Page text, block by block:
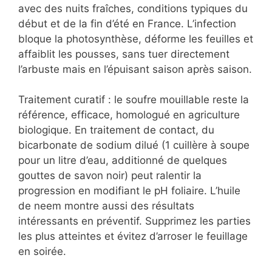
avec des nuits fraîches, conditions typiques du
début et de la fin d’été en France. L’infection
bloque la photosynthèse, déforme les feuilles et
affaiblit les pousses, sans tuer directement
l’arbuste mais en l’épuisant saison après saison.
Traitement curatif : le soufre mouillable reste la
référence, efficace, homologué en agriculture
biologique. En traitement de contact, du
bicarbonate de sodium dilué (1 cuillère à soupe
pour un litre d’eau, additionné de quelques
gouttes de savon noir) peut ralentir la
progression en modifiant le pH foliaire. L’huile
de neem montre aussi des résultats
intéressants en préventif. Supprimez les parties
les plus atteintes et évitez d’arroser le feuillage
en soirée.